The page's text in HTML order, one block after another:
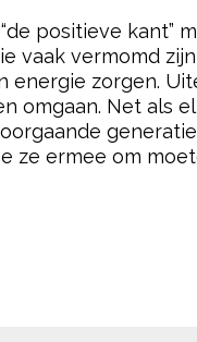
positieve kant”
vaak vermomd
energie zorgen.
omgaan. Net als
ze ermee om